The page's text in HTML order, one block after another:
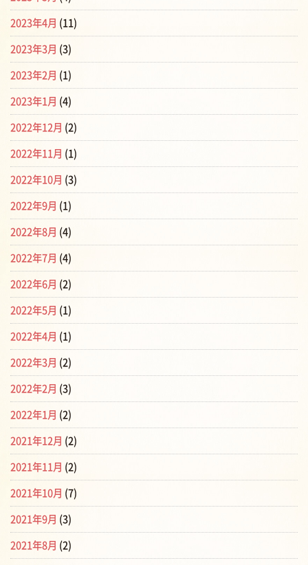
2023年4月 (11)
2023年3月 (3)
2023年2月 (1)
2023年1月 (4)
2022年12月 (2)
2022年11月 (1)
2022年10月 (3)
2022年9月 (1)
2022年8月 (4)
2022年7月 (4)
2022年6月 (2)
2022年5月 (1)
2022年4月 (1)
2022年3月 (2)
2022年2月 (3)
2022年1月 (2)
2021年12月 (2)
2021年11月 (2)
2021年10月 (7)
2021年9月 (3)
2021年8月 (2)